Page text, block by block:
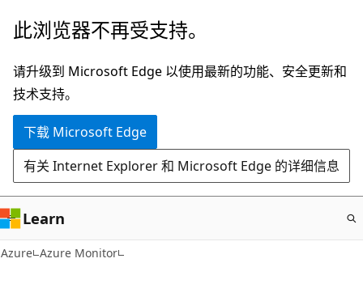
跳
主
要
内
此浏览器不再受支持。
请升级到 Microsoft Edge 以使用最新的功能、安全更新和
技术支持。
下载 Microsoft Edge
有关 Internet Explorer 和 Microsoft Edge 的详细信息
Learn
Azure Azure Monitor